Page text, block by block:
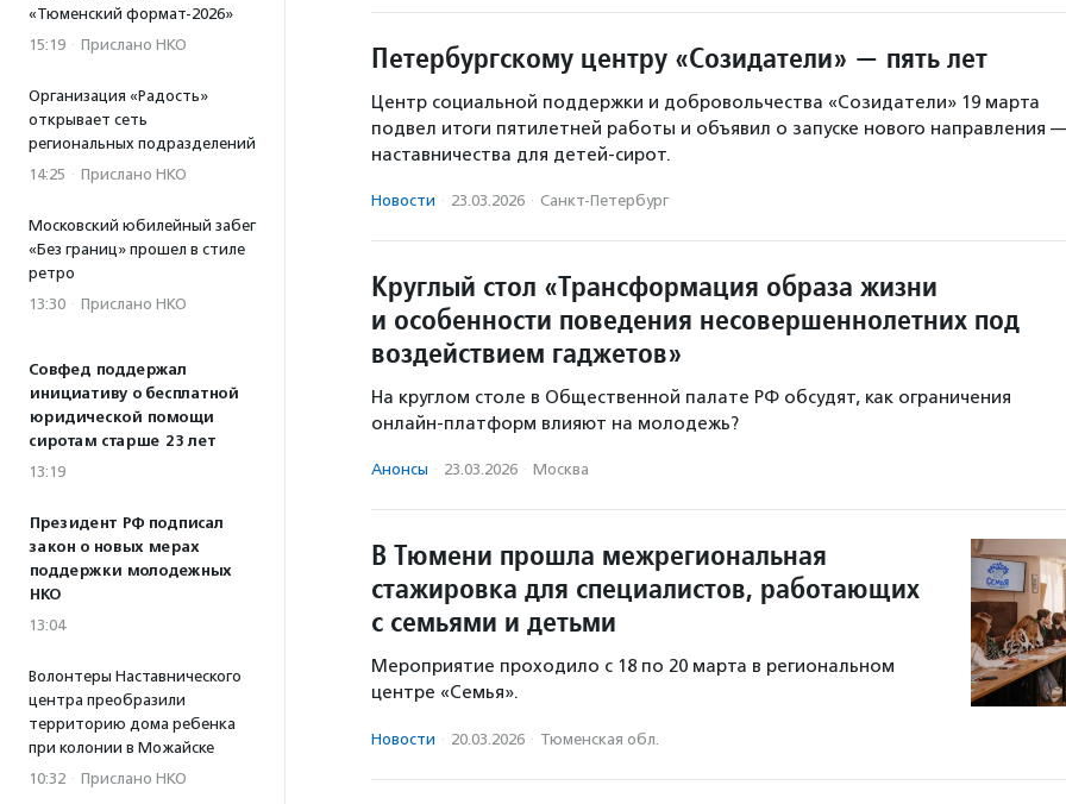
«Тюменский формат-2026»
15:19 · Прислано НКО
Организация «Радость»
открывает сеть
региональных подразделений
14:25 · Прислано НКО
Московский юбилейный забег
«Без границ» прошел в стиле
ретро
13:30 · Прислано НКО
Совфед поддержал
инициативу о бесплатной
юридической помощи
сиротам старше 23 лет
13:19
Президент РФ подписал
закон о новых мерах
поддержки молодежных
НКО
13:04
Волонтеры Наставнического
центра преобразили
территорию дома ребенка
при колонии в Можайске
10:32 · Прислано НКО
Петербургскому центру «Созидатели» — пять лет
Центр социальной поддержки и добровольчества «Созидатели» 19 марта
подвел итоги пятилетней работы и объявил о запуске нового направления
наставничества для детей-сирот.
Новости · 23.03.2026 · Санкт-Петербург
Круглый стол «Трансформация образа жизни
и особенности поведения несовершеннолетних под
воздействием гаджетов»
На круглом столе в Общественной палате РФ обсудят, как ограничения
онлайн-платформ влияют на молодежь?
Анонсы · 23.03.2026 · Москва
В Тюмени прошла межрегиональная
стажировка для специалистов, работающих
с семьями и детьми
Мероприятие проходило с 18 по 20 марта в региональном
центре «Семья».
Новости · 20.03.2026 · Тюменская обл.